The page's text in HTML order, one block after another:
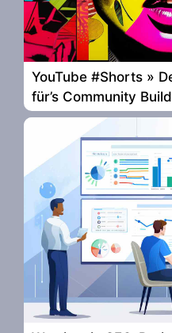
YouTube #Shorts »
für’s Community